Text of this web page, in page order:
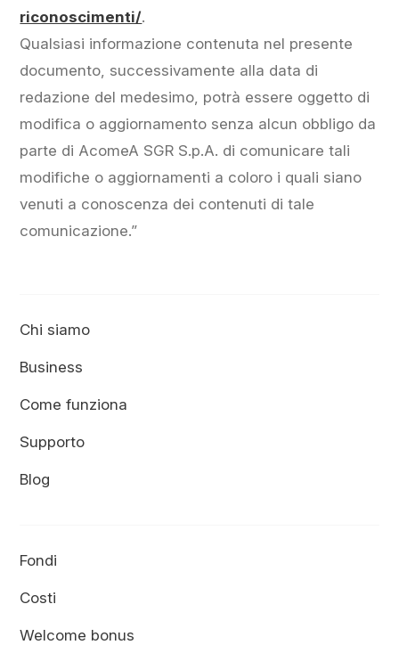
riconoscimenti/.
Qualsiasi informazione contenuta nel presente
documento, successivamente alla data di
redazione del medesimo, potrà essere oggetto di
modifica o aggiornamento senza alcun obbligo da
parte di AcomeA SGR S.p.A. di comunicare tali
modifiche o aggiornamenti a coloro i quali siano
venuti a conoscenza dei contenuti di tale
comunicazione.”
Chi siamo
Business
Come funziona
Supporto
Blog
Fondi
Costi
Welcome bonus